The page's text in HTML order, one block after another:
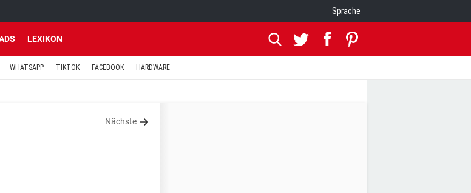
Sprache
LEXIKON
WHATSAPP TIKTOK FACEBOOK HARDWARE
Nächste